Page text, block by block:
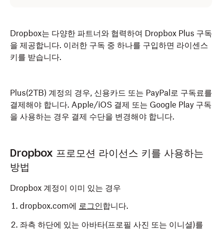
Dropbox는 다양한 파트너와 협력하여 Dropbox Plus 구독
을 제공합니다. 이러한 구독 중 하나를 구입하면 라이센스
키를 받습니다.
Plus(2TB) 계정의 경우, 신용카드 또는 PayPal로 구독료를
결제해야 합니다. Apple/iOS 결제 또는 Google Play 구독
을 사용하는 경우 결제 수단을 변경해야 합니다.
Dropbox 프로모션 라이선스 키를 사용하는
방법
Dropbox 계정이 이미 있는 경우
dropbox.com에 로그인합니다.
좌측 하단에 있는 아바타(프로필 사진 또는 이니셜)를